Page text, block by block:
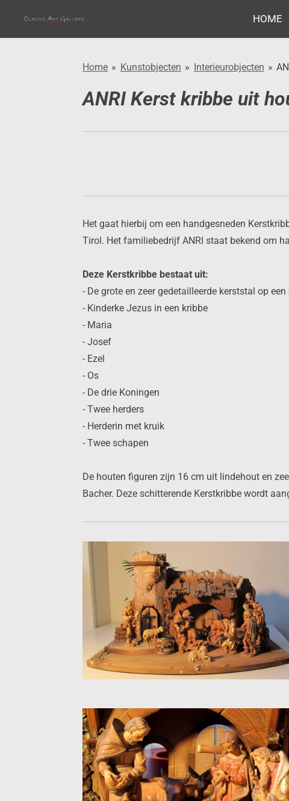
HOME
Home » Kunstobjecten » Interieurobjecten »
ANRI Kerst kribbe uit
Het gaat hierbij om een handgesneden
Tirol. Het familiebedrijf ANRI staat bekend om
Deze Kerstkribbe bestaat uit:
- De grote en zeer gedetailleerde kerststal op
- Kinderke Jezus in een kribbe
- Maria
- Josef
- Ezel
- Os
- De drie Koningen
- Twee herders
- Herderin met kruik
- Twee schapen
De houten figuren zijn 16 cm uit lindehout en
Bacher. Deze schitterende Kerstkribbe wordt